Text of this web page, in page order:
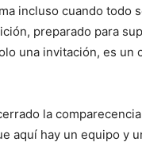
incluso cuando
preparado para
una invitación, es
la
aquí hay un equipo y